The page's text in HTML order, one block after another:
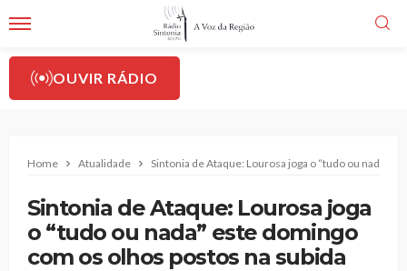
OUVIR RÁDIO
Home Atualidade Sintonia de Ataque: Lourosa joga o “tudo ou nada”
Sintonia de Ataque: Lourosa joga
o “tudo ou nada” este domingo
com os olhos postos na subida